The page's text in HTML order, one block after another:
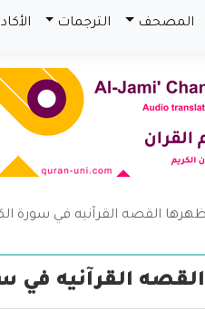
المصحف الترجمات
تظهرها القصه القرآنيه في سورة
القصه القرآنيه